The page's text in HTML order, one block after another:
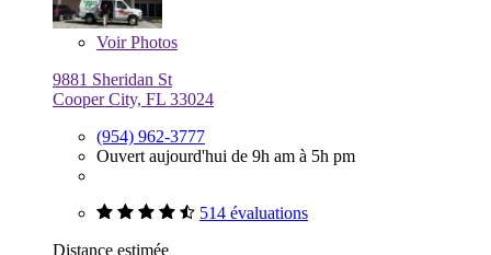
VoirPhotos
9881 Sheridan St
Cooper City, FL 33024
(954) 962-3777
Ouvert aujourd'hui de 9h am à 5h pm
514 évaluations
Distance estimée